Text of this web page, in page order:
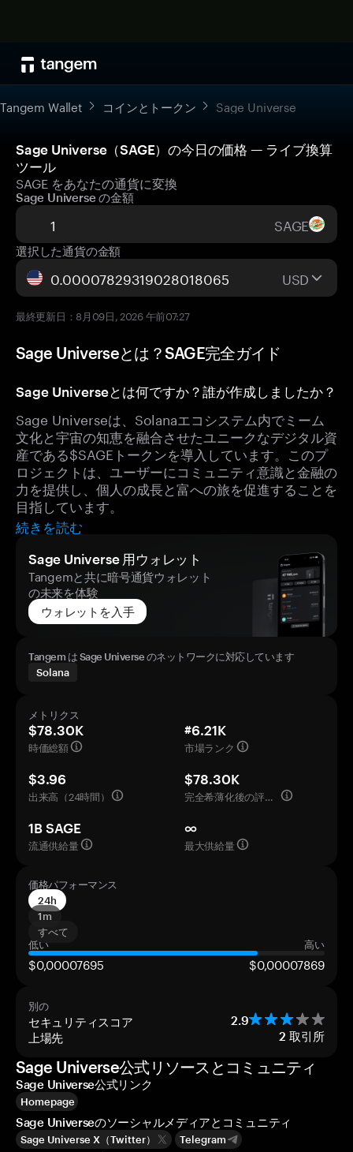
Tangem Wallet コインとトークン Sage Universe
Sage Universe（SAGE）の今日の価格 — ライブ換算
ツール
SAGE をあなたの通貨に変換
Sage Universe の金額
SAGE
選択した通貨の金額
USD
最終更新日：8月09日, 2026 午前07:27
Sage Universeとは？SAGE完全ガイド
Sage Universeとは何ですか？誰が作成しましたか？
Sage Universeは、Solanaエコシステム内でミーム
文化と宇宙の知恵を融合させたユニークなデジタル資
産である$SAGEトークンを導入しています。このプ
ロジェクトは、ユーザーにコミュニティ意識と金融の
力を提供し、個人の成長と富への旅を促進することを
目指しています。
続きを読む
Sage Universe 用ウォレット
Tangemと共に暗号通貨ウォレット
の未来を体験
ウォレットを入手
Tangem は Sage Universe のネットワークに対応しています
Solana
メトリクス
$78.30K
時価総額
#6.21K
市場ランク
$3.96
出来高（24時間）
$78.30K
完全希薄化後の評価額
1B SAGE
流通供給量
∞
最大供給量
価格パフォーマンス
24h
1m
すべて
低い
高い
$0,00007695 $0,00007869
別の
セキュリティスコア 2.9
上場先 2 取引所
Sage Universe公式リソースとコミュニティ
Sage Universe公式リンク
Homepage
Sage Universeのソーシャルメディアとコミュニティ
Sage Universe X（Twitter） Telegram